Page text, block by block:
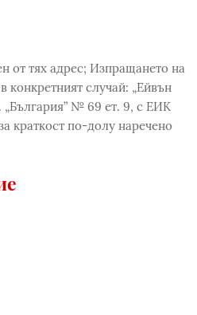
от тях адрес; Изпращането на
конкретният случай: „Ейвън
№ 69 ет. 9, с ЕИК
краткост по-долу наречено